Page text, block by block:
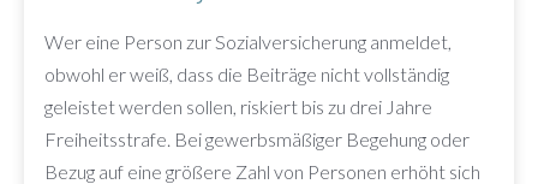
Wer eine Person zur Sozialversicherung anmeldet,
obwohl er weiß, dass die Beiträge nicht vollständig
geleistet werden sollen, riskiert bis zu drei Jahre
Freiheitsstrafe. Bei gewerbsmäßiger Begehung oder
Bezug auf eine größere Zahl von Personen erhöht sich